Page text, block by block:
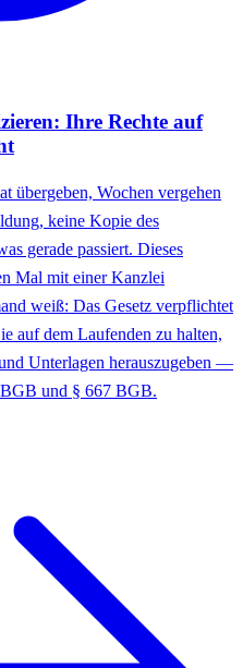
Ihre Rechte auf
übergeben, Wochen vergehen
keine Kopie des
gerade passiert. Dieses
Mal mit einer Kanzlei
weiß: Das Gesetz verpflichtet
auf dem Laufenden zu halten,
Unterlagen herauszugeben —
und § 667 BGB.